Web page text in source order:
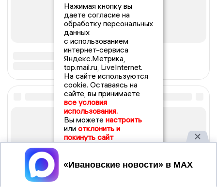
Нажимая кнопку вы
даете согласие на
обработку персональных
данных
с использованием
интернет-сервиса
Яндекс.Метрика,
top.mail.ru, LiveInternet.
На сайте используются
cookie. Оставаясь на
сайте, вы принимаете
все условия
использования.
Вы можете настроить
или отклонить и
покинуть сайт
Принять